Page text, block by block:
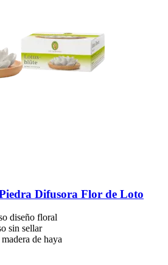
Difusora Flor de Loto
diseño floral
sin sellar
de haya